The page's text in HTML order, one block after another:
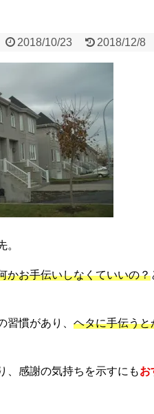
2018/10/23 2018/12/8
。
かお手伝いしなくていいの？
慣があり、 ヘタに手伝うと
、感謝の気持ちを示すにもお